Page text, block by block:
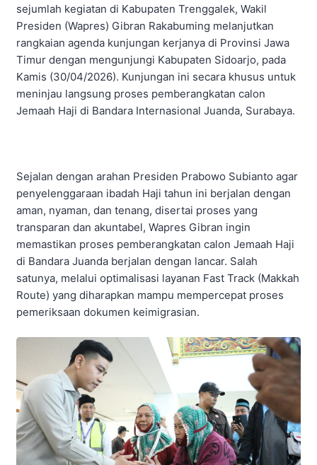
sejumlah kegiatan di Kabupaten Trenggalek, Wakil
Presiden (Wapres) Gibran Rakabuming melanjutkan
rangkaian agenda kunjungan kerjanya di Provinsi Jawa
Timur dengan mengunjungi Kabupaten Sidoarjo, pada
Kamis (30/04/2026). Kunjungan ini secara khusus untuk
meninjau langsung proses pemberangkatan calon
Jemaah Haji di Bandara Internasional Juanda, Surabaya.
Sejalan dengan arahan Presiden Prabowo Subianto agar
penyelenggaraan ibadah Haji tahun ini berjalan dengan
aman, nyaman, dan tenang, disertai proses yang
transparan dan akuntabel, Wapres Gibran ingin
memastikan proses pemberangkatan calon Jemaah Haji
di Bandara Juanda berjalan dengan lancar. Salah
satunya, melalui optimalisasi layanan Fast Track (Makkah
Route) yang diharapkan mampu mempercepat proses
pemeriksaan dokumen keimigrasian.